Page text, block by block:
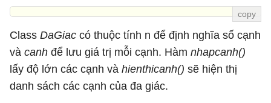
Class DaGiac có thuộc tính n để định nghĩa số cạnh
và canh để lưu giá trị mỗi cạnh. Hàm nhapcanh()
lấy độ lớn các cạnh và hienthicanh() sẽ hiện thị
danh sách các cạnh của đa giác.